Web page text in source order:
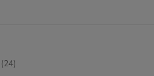
(24)